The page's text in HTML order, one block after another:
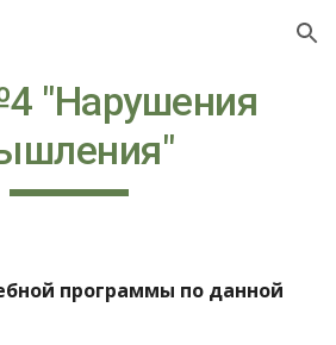
Skip to navigation
"Нарушения
программы по данной